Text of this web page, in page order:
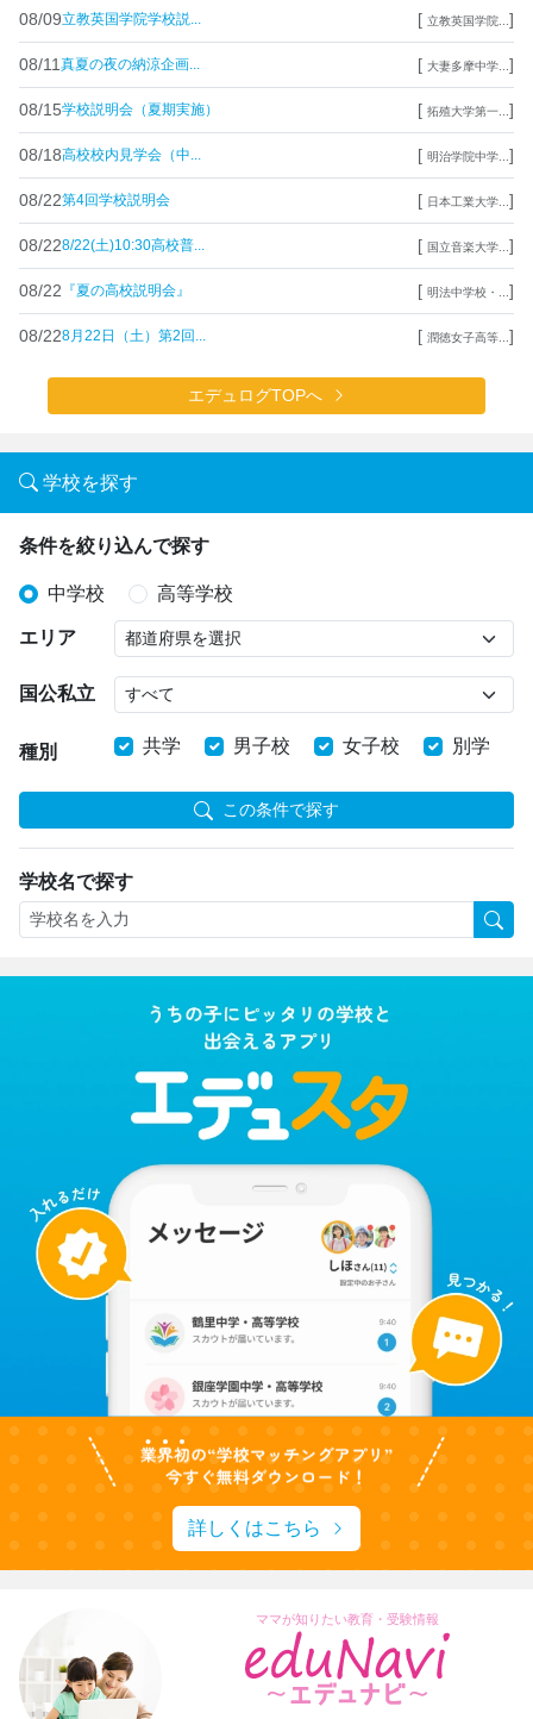
08/09立教英国学院学校説... [ 立教英国学院... ]
08/11 真夏の夜の納涼企画... [ 大妻多摩中学... ]
08/15学校説明会（夏期実施） [ 拓殖大学第一... ]
08/18高校校内見学会（中... [ 明治学院中学... ]
08/22第4回学校説明会 [ 日本工業大学... ]
08/228/22(土)10:30高校普... [ 国立音楽大学... ]
08/22 『夏の高校説明会』 [ 明法中学校・... ]
08/228月22日（土）第2回... [ 潤徳女子高等... ]
エデュログTOPへ
学校を探す
条件を絞り込んで探す
中学校 高等学校
エリア
国公私立
種別 共学 男子校 女子校 別学
この条件で探す
学校名で探す
詳しくはこちら
ママが知りたい教育・受験情報